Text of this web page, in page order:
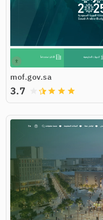
mof.gov.sa
grade
grade
grade
3.7